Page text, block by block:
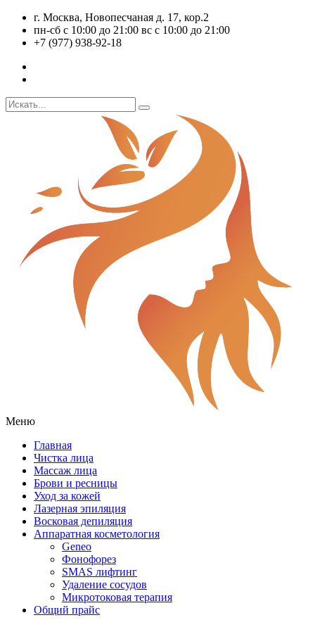
г. Москва, Новопесчаная д. 17, кор.2
пн-сб с 10:00 до 21:00 вс с 10:00 до 21:00
+7 (977) 938-92-18
Меню
Главная
Чистка лица
Массаж лица
Брови и ресницы
Уход за кожей
Лазерная эпиляция
Восковая депиляция
Аппаратная косметология
Geneo
Фонофорез
SMAS лифтинг
Удаление сосудов
Микротоковая терапия
Общий прайс